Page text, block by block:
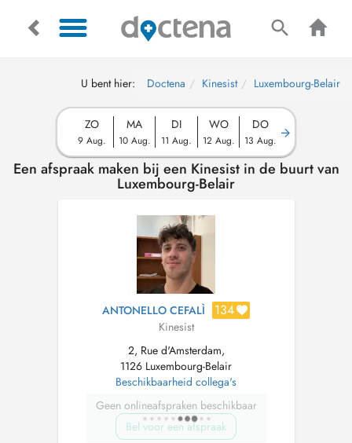
U bent hier: Doctena Kinesist Luxembourg-Belair
ZO
9 Aug.
MA
10 Aug.
DI
11 Aug.
WO
12 Aug.
DO
13 Aug.
Een afspraak maken bij een Kinesist in de buurt van
Luxembourg-Belair
ANTONELLO CEFALÌ 134
Kinesist
2, Rue d'Amsterdam,
1126 Luxembourg-Belair
Beschikbaarheid collega's
Geen onlineafspraken beschikbaar
Bel voor een afspraak